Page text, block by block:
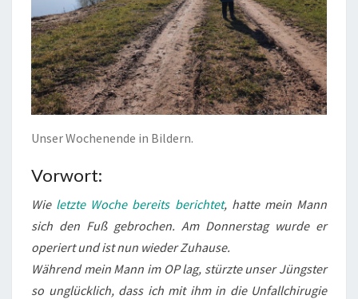
Unser Wochenende in Bildern.
Vorwort:
Wie letzte Woche bereits berichtet, hatte mein Mann
sich den Fuß gebrochen. Am Donnerstag wurde er
operiert und ist nun wieder Zuhause.
Während mein Mann im OP lag, stürzte unser Jüngster
so unglücklich, dass ich mit ihm in die Unfallchirugie